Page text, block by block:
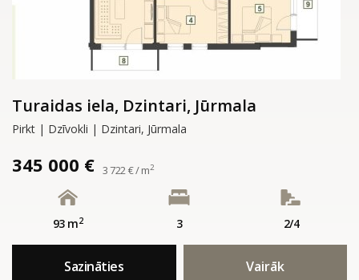
Turaidas iela, Dzintari, Jūrmala
Pirkt | Dzīvokli | Dzintari, Jūrmala
345 000 € 3 722 € / m2
93 m2 3 2/4
Sazināties Vairāk